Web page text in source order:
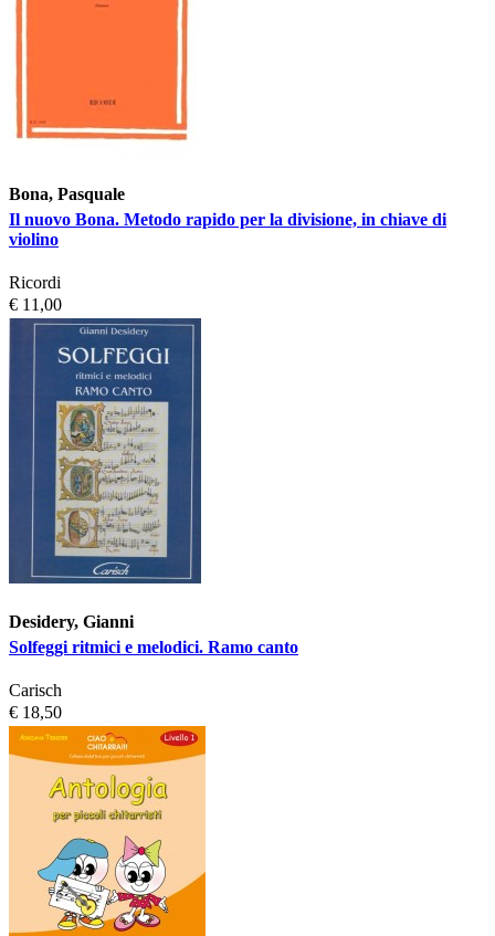
Bona, Pasquale
Il nuovo Bona. Metodo rapido per la divisione, in chiave di
violino
Ricordi
€ 11,00
Desidery, Gianni
Solfeggi ritmici e melodici. Ramo canto
Carisch
€ 18,50